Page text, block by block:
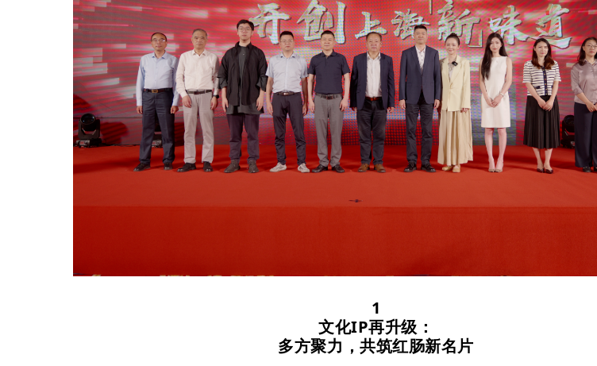
1
文化IP再升级：
多方聚力，共筑红肠新名片